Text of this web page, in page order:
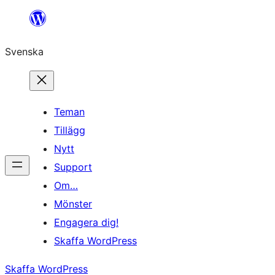
Hoppa
innehåll
Svenska
Teman
Tillägg
Nytt
Support
Om…
Mönster
Engagera dig!
Skaffa WordPress
Skaffa WordPress